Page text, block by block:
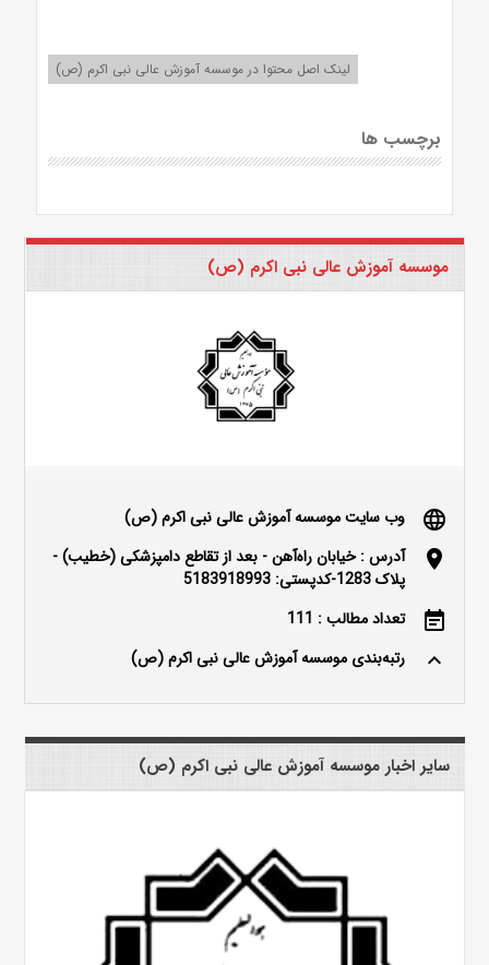
لینک اصل محتوا در موسسه آموزش عالی نبی اکرم (ص)
برچسب ها
موسسه آموزش عالی نبی اکرم (ص)
language وب سایت موسسه آموزش عالی نبی اکرم (ص)
location_on
آدرس : خیابان راه‌آهن - بعد از تقاطع دامپزشکی (خطیب) -
پلاک 1283-کدپستی: 5183918993
event_note تعداد مطالب : 111
keyboard_arrow_up رتبه‌بندی موسسه آموزش عالی نبی اکرم (ص)
سایر اخبار موسسه آموزش عالی نبی اکرم (ص)